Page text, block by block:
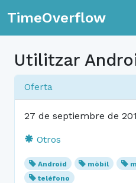
TimeOverflow
Utilitzar
Oferta
27 de septiembre de
Otros
Android mòbil
teléfono